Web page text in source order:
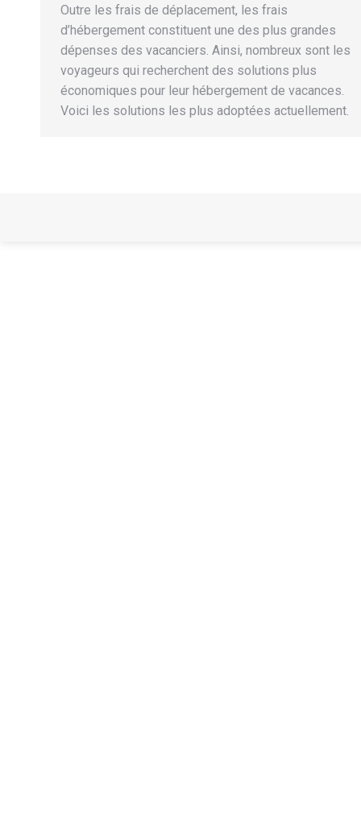
Outre les frais de déplacement, les frais
d’hébergement constituent une des plus grandes
dépenses des vacanciers. Ainsi, nombreux sont les
voyageurs qui recherchent des solutions plus
économiques pour leur hébergement de vacances.
Voici les solutions les plus adoptées actuellement.